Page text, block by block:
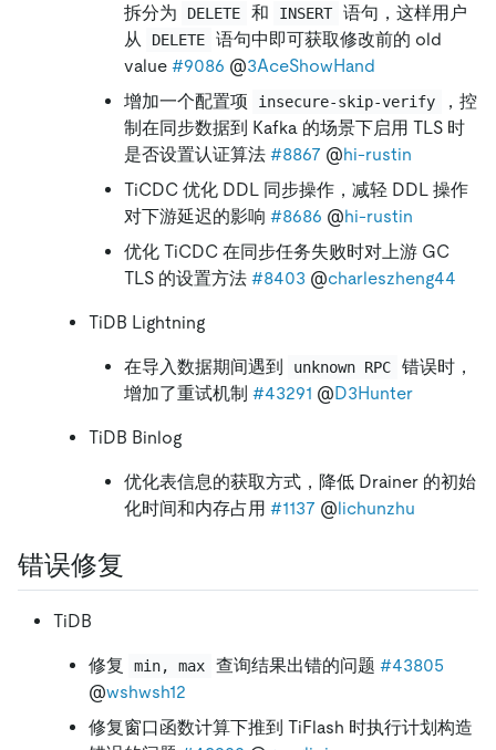
拆分为
DELETE 和 INSERT
语句，这样用户
从
DELETE
语句中即可获取修改前的 old
value #9086 @3AceShowHand
增加一个配置项
insecure-skip-verify
，控
制在同步数据到 Kafka 的场景下启用 TLS 时
是否设置认证算法 #8867 @hi-rustin
TiCDC 优化 DDL 同步操作，减轻 DDL 操作
对下游延迟的影响 #8686 @hi-rustin
优化 TiCDC 在同步任务失败时对上游 GC
TLS 的设置方法 #8403 @charleszheng44
TiDB Lightning
在导入数据期间遇到 unknown RPC
错误时，
增加了重试机制 #43291 @D3Hunter
TiDB Binlog
优化表信息的获取方式，降低 Drainer 的初始
化时间和内存占用 #1137 @lichunzhu
错误修复
TiDB
修复 min, max 查询结果出错的问题 #43805
@wshwsh12
修复窗口函数计算下推到 TiFlash 时执行计划构造